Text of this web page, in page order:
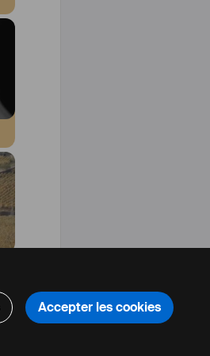
Accepter les cookies